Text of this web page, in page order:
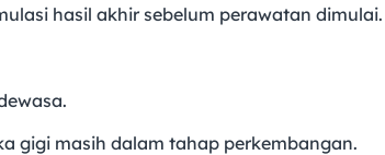
hasil akhir sebelum perawatan dimulai.
gigi masih dalam tahap perkembangan.